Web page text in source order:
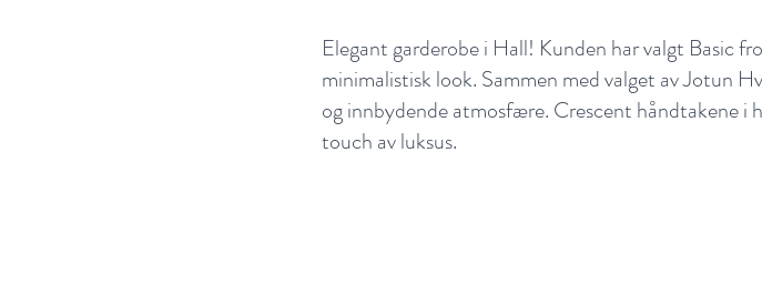
Elegant garderobe i Hall! Kunden har valgt Basic
minimalistisk look. Sammen med valget av Jotun
og innbydende atmosfære. Crescent håndtakene i
touch av luksus.